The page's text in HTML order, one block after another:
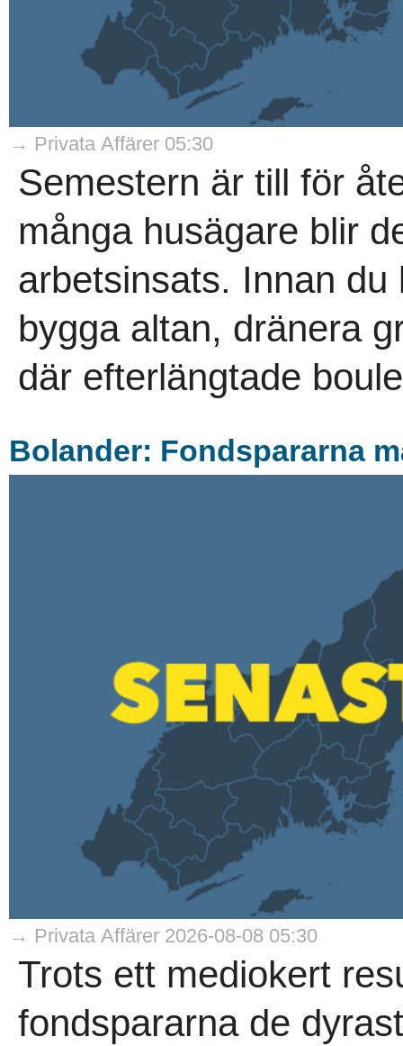
→ Privata Affärer 05:30
Semestern är till för
många husägare blir
arbetsinsats. Innan
bygga altan, dränera
där efterlängtade
Bolander: Fondspararna
→ Privata Affärer 2026-08-08 05:30
Trots ett mediokert
fondspararna de